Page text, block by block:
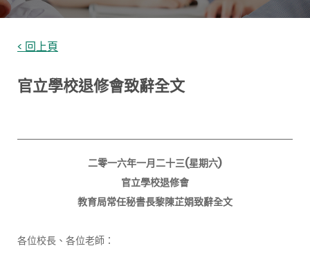
< 回上頁
官立學校退修會致辭全文
二零一六年一月二十三(星期六)
官立學校退修會
教育局常任秘書長黎陳芷娟致辭全文
各位校長、各位老師：